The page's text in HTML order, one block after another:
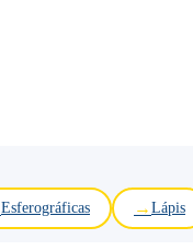
Esferográficas Lápis